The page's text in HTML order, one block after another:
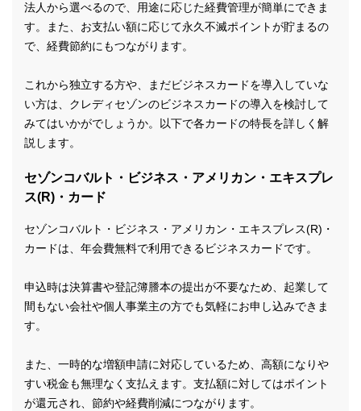
法人から選べるので、用途に応じた経費管理が簡単にできま
す。また、お支払い額に応じて永久不滅ポイントが貯まるの
で、経費節約にもつながります。
これから独立する方や、まだビジネスカードを導入していな
い方は、クレディセゾンのビジネスカードの導入を検討して
みてはいかがでしょうか。以下で各カードの特長を詳しく解
説します。
セゾンコバルト・ビジネス・アメリカン・エキスプレ
ス(R)・カード
セゾンコバルト・ビジネス・アメリカン・エキスプレス(R)・
カードは、年会費無料で利用できるビジネスカードです。
申込時は決算書や登記簿謄本の提出が不要なため、起業して
間もない会社や個人事業主の方でも気軽にお申し込みできま
す。
また、一時的な増額申請に対応しているため、高額になりや
すい税金も無理なく支払えます。支払額に対してはポイント
が還元され、節約や経費削減につながります。